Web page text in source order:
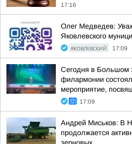
17:16
Олег Медведев:
Яковлевского
ЯКОВЛЕВСКИЙ 17:09
Сегодня в Большом
филармонии
мероприятие,
17:09
Андрей Миськов: В
продолжается